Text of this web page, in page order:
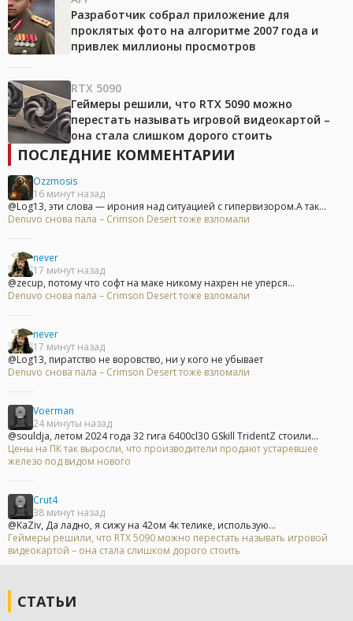
Разработчик собрал приложение для
проклятых фото на алгоритме 2007 года и
привлек миллионы просмотров
RTX 5090
Геймеры решили, что RTX 5090 можно
перестать называть игровой видеокартой –
она стала слишком дорого стоить
ПОСЛЕДНИЕ КОММЕНТАРИИ
Ozzmosis
16 минут назад
@Log13, эти слова — ирония над ситуацией с гипервизором.А так...
Denuvo снова пала – Crimson Desert тоже взломали
never
17 минут назад
@zecup, потому что софт на маке никому нахрен не уперся...
Denuvo снова пала – Crimson Desert тоже взломали
never
17 минут назад
@Log13, пиратство не воровство, ни у кого не убывает
Denuvo снова пала – Crimson Desert тоже взломали
Voerman
24 минуты назад
@souldja, летом 2024 года 32 гига 6400cl30 GSkill TridentZ стоили...
Цены на ПК так выросли, что производители продают устаревшее
железо под видом нового
Crut4
38 минут назад
@KaZiv, Да ладно, я сижу на 42ом 4к телике, использую...
Геймеры решили, что RTX 5090 можно перестать называть игровой
видеокартой – она стала слишком дорого стоить
СТАТЬИ